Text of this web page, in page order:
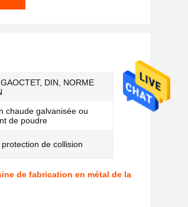
DIN, NORME
chaude galvanisée ou
de poudre
de collision
de fabrication en métal de la